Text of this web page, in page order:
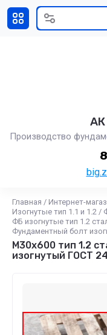
АК
Производство
Главная / Интернет-
Изогнутые тип 1.1 и 1.2 /
ФБ изогнутые тип 1.2
Фундаментный болт
М30x600 тип 1.2
изогнутый ГОСТ